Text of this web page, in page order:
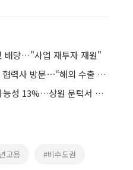
배당…"사업 재투자 재원"
로저스 쿠팡 임시대표, 충청권 협력사 방문⋯“해외 수출 확대 검토”
美 클래리티 법안 연내 통과 가능성 13%…상원 문턱서 제동
고용 #비수도권